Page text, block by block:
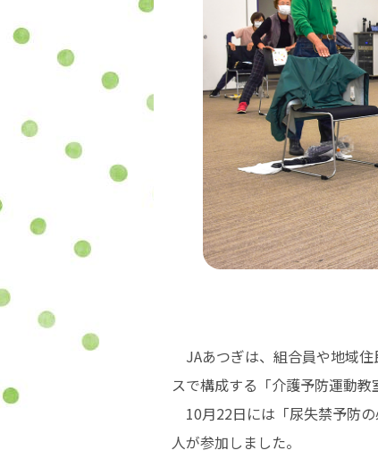
JAあつぎは、組合員や地域
スで構成する「介護予防運動教
10月22日には「尿失禁予防
人が参加しました。